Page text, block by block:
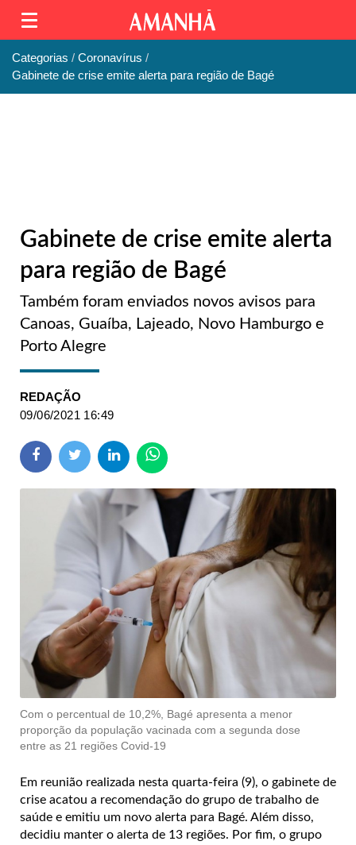
Categorias
Coronavírus
Gabinete de crise emite alerta para região de Bagé
Gabinete de crise emite alerta
para região de Bagé
Também foram enviados novos avisos para
Canoas, Guaíba, Lajeado, Novo Hamburgo e
Porto Alegre
REDAÇÃO
09/06/2021 16:49
Com o percentual de 10,2%, Bagé apresenta a menor
proporção da população vacinada com a segunda dose
entre as 21 regiões Covid-19
Em reunião realizada nesta quarta-feira (9), o gabinete de
crise acatou a recomendação do grupo de trabalho de
saúde e emitiu um novo alerta para Bagé. Além disso,
decidiu manter o alerta de 13 regiões. Por fim, o grupo